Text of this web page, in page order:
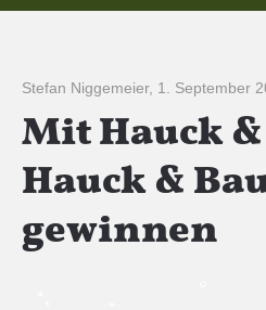
Stefan Niggemeier, 1. September
Mit Hauck
Hauck &
gewinnen